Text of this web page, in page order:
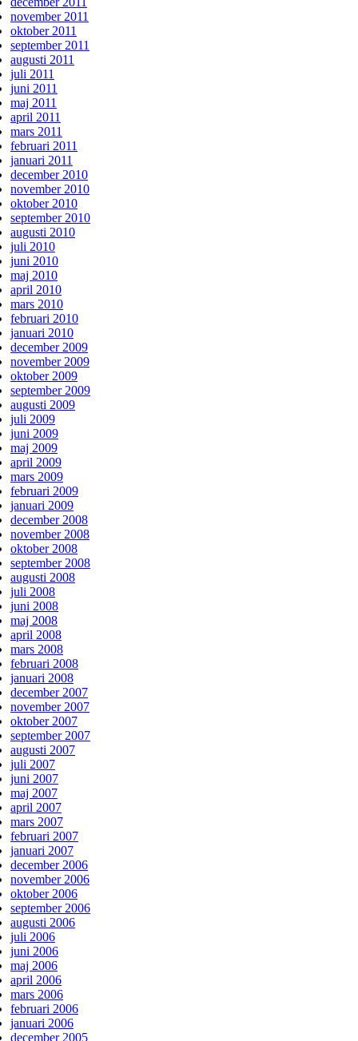
november 2011
oktober 2011
september 2011
augusti 2011
juli 2011
juni 2011
maj 2011
april 2011
mars 2011
februari 2011
januari 2011
december 2010
november 2010
oktober 2010
september 2010
augusti 2010
juli 2010
juni 2010
maj 2010
april 2010
mars 2010
februari 2010
januari 2010
december 2009
november 2009
oktober 2009
september 2009
augusti 2009
juli 2009
juni 2009
maj 2009
april 2009
mars 2009
februari 2009
januari 2009
december 2008
november 2008
oktober 2008
september 2008
augusti 2008
juli 2008
juni 2008
maj 2008
april 2008
mars 2008
februari 2008
januari 2008
december 2007
november 2007
oktober 2007
september 2007
augusti 2007
juli 2007
juni 2007
maj 2007
april 2007
mars 2007
februari 2007
januari 2007
december 2006
november 2006
oktober 2006
september 2006
augusti 2006
juli 2006
juni 2006
maj 2006
april 2006
mars 2006
februari 2006
januari 2006
december 2005